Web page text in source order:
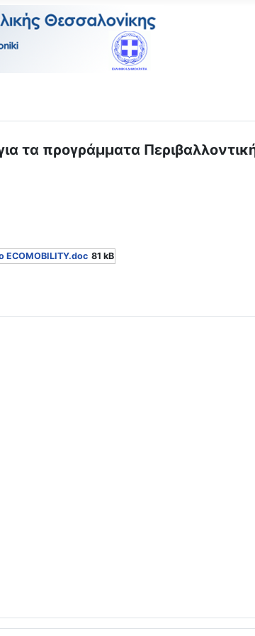
τα προγράμματα
ECOMOBILITY.doc 81 kB
συμμετοχής σε μονοήμερη εκπαιδευτική